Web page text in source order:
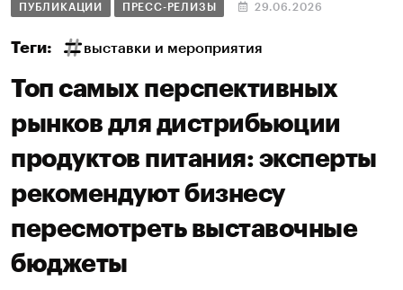
ПУБЛИКАЦИИ ПРЕСС-РЕЛИЗЫ 29.06.2026
Теги: выставки и мероприятия
Топ самых перспективных
рынков для дистрибьюции
продуктов питания: эксперты
рекомендуют бизнесу
пересмотреть выставочные
бюджеты